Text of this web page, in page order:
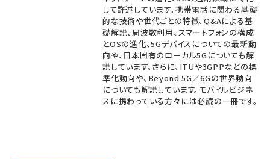
して詳述しています。携帯電話に関わる基礎
的な技術や世代ごとの特徴、Q&Aによる基
礎解説、周波数利用、スマートフォンの構成
とOSの進化、5Gデバイスについての最新動
向や、日本固有のローカル5Gについても解
説しています。さらに、ITUや3GPPなどの標
準化動向や、Beyond 5G／6Gの世界動向
についても解説しています。モバイルビジネ
スに携わっている方々には必読の一冊です。